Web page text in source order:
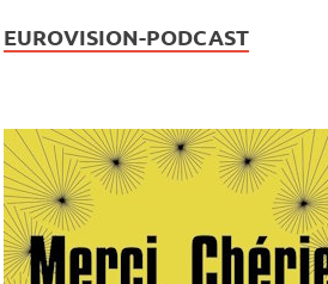
EUROVISION-PODCAST